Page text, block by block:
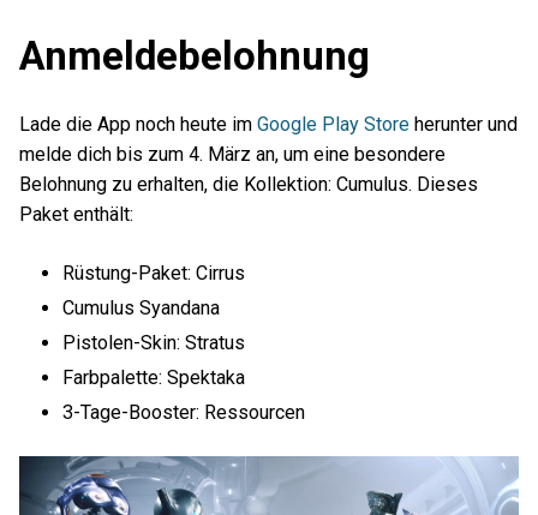
Anmeldebelohnung
Lade die App noch heute im Google Play Store herunter und
melde dich bis zum 4. März an, um eine besondere
Belohnung zu erhalten, die Kollektion: Cumulus. Dieses
Paket enthält:
Rüstung-Paket: Cirrus
Cumulus Syandana
Pistolen-Skin: Stratus
Farbpalette: Spektaka
3-Tage-Booster: Ressourcen